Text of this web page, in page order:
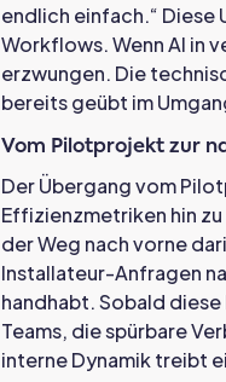
endlich einfach.“
Workflows. Wenn AI in
erzwungen. Die
bereits geübt im
Vom Pilotprojekt zur
Der Übergang vom
Effizienzmetriken hin
der Weg nach vorne
Installateur-Anfragen
handhabt. Sobald
Teams, die spürbare
interne Dynamik treibt